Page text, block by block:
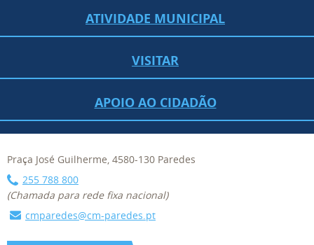
ATIVIDADE MUNICIPAL
VISITAR
APOIO AO CIDADÃO
Praça José Guilherme, 4580-130 Paredes
255 788 800
(Chamada para rede fixa nacional)
cmparedes@cm-paredes.pt